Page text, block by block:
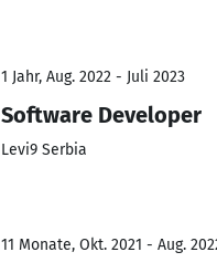
1 Jahr, Aug. 2022 - Juli 2023
Software Developer
Levi9 Serbia
11 Monate, Okt. 2021 - Aug.